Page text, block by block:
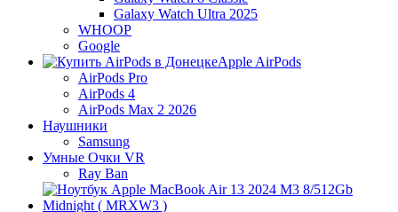
Galaxy Watch Ultra 2025
WHOOP
Google
Apple AirPods
AirPods Pro
AirPods 4
AirPods Max 2 2026
Наушники
Samsung
Умные Очки VR
Ray Ban